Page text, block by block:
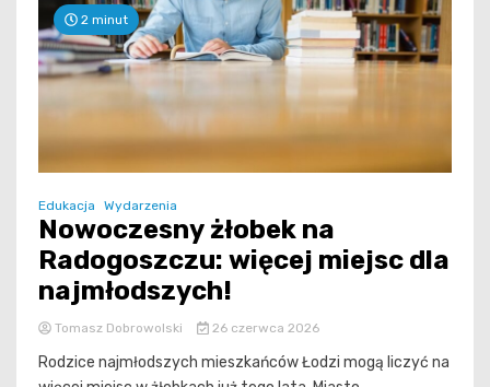
2 minut
Edukacja Wydarzenia
Nowoczesny żłobek na
Radogoszczu: więcej miejsc dla
najmłodszych!
Tomasz Dobrowolski 26 czerwca 2026
Rodzice najmłodszych mieszkańców Łodzi mogą liczyć na